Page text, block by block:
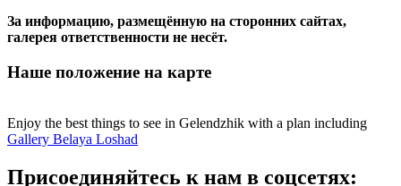
За информацию, размещённую на сторонних сайтах,
галерея ответственности не несёт.
Наше положение на карте
Enjoy the best things to see in Gelendzhik with a plan including
Gallery Belaya Loshad
Присоединяйтесь к нам в соцсетях: